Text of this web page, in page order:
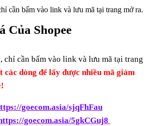
cần bấm vào link và lưu mã tại trang mở ra.
Của Shopee
chỉ cần bấm vào link và lưu mã tại trang
các dòng để lấy được nhiều mã giảm
goecom.asia/sjqFhFau
goecom.asia/5gkCGuj8